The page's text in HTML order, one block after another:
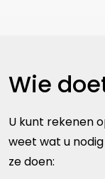
Wie
U kunt rekenen
weet wat u
ze doen: